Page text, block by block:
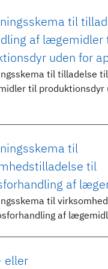
til
af lægemidler
uden for
til tilladelse
til produktionsdyr
til
til
af
til
af
eller